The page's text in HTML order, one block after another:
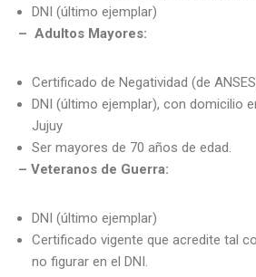
DNI (último ejemplar)
– Adultos Mayores:
Certificado de Negatividad (de
DNI (último ejemplar), con domicilio
Jujuy
Ser mayores de 70 años de edad.
– Veteranos de Guerra:
DNI (último ejemplar)
Certificado vigente que acredite tal
no figurar en el DNI.